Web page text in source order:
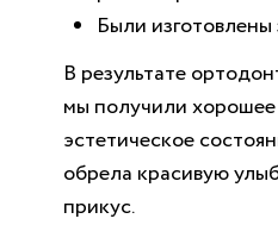
Были
В результате
мы получили
эстетическое
обрела красивую
прикус.